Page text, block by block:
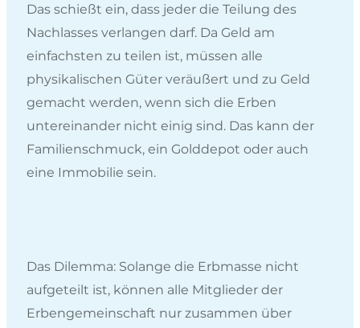
Das schießt ein, dass jeder die Teilung des
Nachlasses verlangen darf. Da Geld am
einfachsten zu teilen ist, müssen alle
physikalischen Güter veräußert und zu Geld
gemacht werden, wenn sich die Erben
untereinander nicht einig sind. Das kann der
Familienschmuck, ein Golddepot oder auch
eine Immobilie sein.
Das Dilemma: Solange die Erbmasse nicht
aufgeteilt ist, können alle Mitglieder der
Erbengemeinschaft nur zusammen über